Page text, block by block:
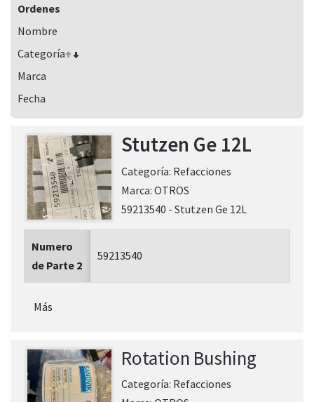
Ordenes
Nombre
Categoría
Marca
Fecha
Stutzen Ge 12L
Categoría: Refacciones
Marca: OTROS
59213540 - Stutzen Ge 12L
Numero
de Parte 2
59213540
Más
Rotation Bushing
Categoría: Refacciones